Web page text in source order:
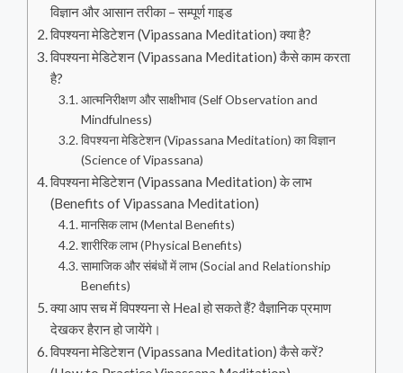
विज्ञान और आसान तरीका – सम्पूर्ण गाइड
विपश्यना मेडिटेशन (Vipassana Meditation) क्या है?
विपश्यना मेडिटेशन (Vipassana Meditation) कैसे काम करता
है?
आत्मनिरीक्षण और साक्षीभाव (Self Observation and
Mindfulness)
विपश्यना मेडिटेशन (Vipassana Meditation) का विज्ञान
(Science of Vipassana)
विपश्यना मेडिटेशन (Vipassana Meditation) के लाभ
(Benefits of Vipassana Meditation)
मानसिक लाभ (Mental Benefits)
शारीरिक लाभ (Physical Benefits)
सामाजिक और संबंधों में लाभ (Social and Relationship
Benefits)
क्या आप सच में विपश्यना से Heal हो सकते हैं? वैज्ञानिक प्रमाण
देखकर हैरान हो जायेंगे।
विपश्यना मेडिटेशन (Vipassana Meditation) कैसे करें?